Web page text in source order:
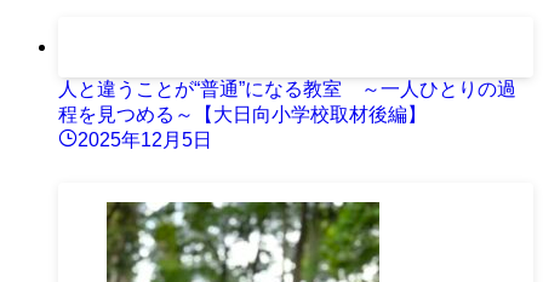
人と違うことが“普通”になる教室 ～一人ひとりの過
程を見つめる～【大日向小学校取材後編】
2025年12月5日